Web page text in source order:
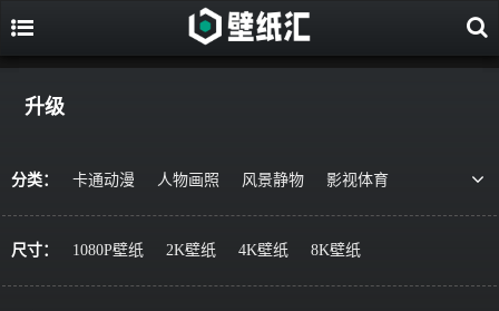
升级
分类： 卡通动漫 人物画照 风景静物
影视体育
艺术绘画
宇宙星空 军事科技
简约主义
尺寸： 1080P壁纸 2K壁纸 4K壁纸 8K壁纸